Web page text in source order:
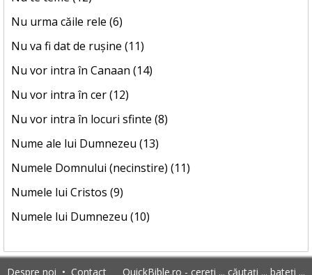
Nu urma căile rele (6)
Nu va fi dat de rușine (11)
Nu vor intra în Canaan (14)
Nu vor intra în cer (12)
Nu vor intra în locuri sfinte (8)
Nume ale lui Dumnezeu (13)
Numele Domnului (necinstire) (11)
Numele lui Cristos (9)
Numele lui Dumnezeu (10)
Despre noi • Contact QuickBible.ro - cereți ... căutați ... bateți ...